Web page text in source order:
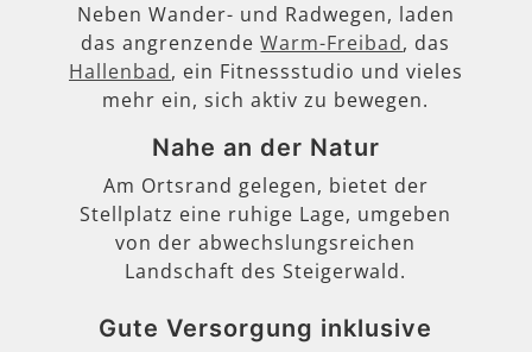
Neben Wander- und Radwegen, laden
das angrenzendeWarm-Freibad, das
Hallenbad, ein Fitnessstudio und vieles
mehr ein, sich aktiv zu bewegen.
Nahe an der Natur
Am Ortsrand gelegen, bietet der
Stellplatz eine ruhige Lage, umgeben
von der abwechslungsreichen
Landschaft des Steigerwald.
Gute Versorgung inklusive